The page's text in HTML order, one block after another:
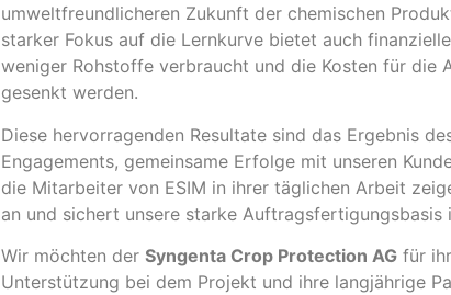
umweltfreundlicheren Zukunft der chemischen
starker Fokus auf die Lernkurve bietet auch
weniger Rohstoffe verbraucht und die Kosten für die
gesenkt werden.
Diese hervorragenden Resultate sind das Ergebnis
Engagements, gemeinsame Erfolge mit unseren
die Mitarbeiter von ESIM in ihrer täglichen Arbeit
an und sichert unsere starke Auftragsfertigungsbasis
Wir möchten der Syngenta Crop Protection AG für
Unterstützung bei dem Projekt und ihre langjährige